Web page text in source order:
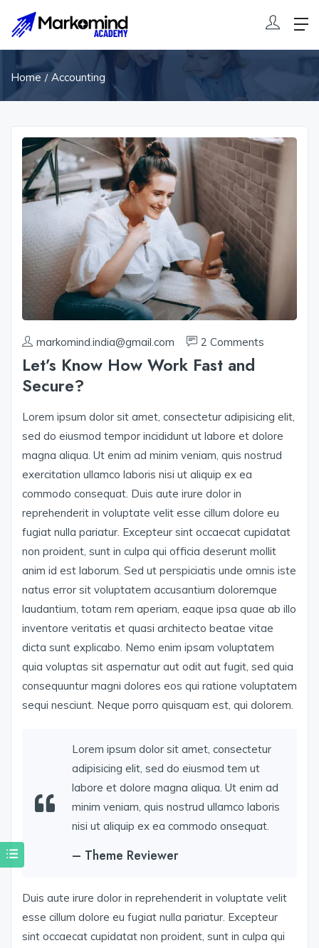
Home Accounting
markomind.india@gmail.com 2 Comments
Let’s Know How Work Fast and
Secure?
Lorem ipsum dolor sit amet, consectetur adipisicing elit,
sed do eiusmod tempor incididunt ut labore et dolore
magna aliqua. Ut enim ad minim veniam, quis nostrud
exercitation ullamco laboris nisi ut aliquip ex ea
commodo consequat. Duis aute irure dolor in
reprehenderit in voluptate velit esse cillum dolore eu
fugiat nulla pariatur. Excepteur sint occaecat cupidatat
non proident, sunt in culpa qui officia deserunt mollit
anim id est laborum. Sed ut perspiciatis unde omnis iste
natus error sit voluptatem accusantium doloremque
laudantium, totam rem aperiam, eaque ipsa quae ab illo
inventore veritatis et quasi architecto beatae vitae
dicta sunt explicabo. Nemo enim ipsam voluptatem
quia voluptas sit aspernatur aut odit aut fugit, sed quia
consequuntur magni dolores eos qui ratione voluptatem
sequi nesciunt. Neque porro quisquam est, qui dolorem.
Lorem ipsum dolor sit amet, consectetur
adipisicing elit, sed do eiusmod tem ut
labore et dolore magna aliqua. Ut enim ad
minim veniam, quis nostrud ullamco laboris
nisi ut aliquip ex ea commodo onsequat.
– Theme Reviewer
Duis aute irure dolor in reprehenderit in voluptate velit
esse cillum dolore eu fugiat nulla pariatur. Excepteur
sint occaecat cupidatat non proident, sunt in culpa qui